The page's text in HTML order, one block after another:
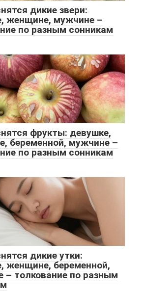
дикие звери:
женщине, мужчине –
по разным сонникам
фрукты: девушке,
беременной, мужчине –
по разным сонникам
дикие утки:
женщине, беременной,
– толкование по разным